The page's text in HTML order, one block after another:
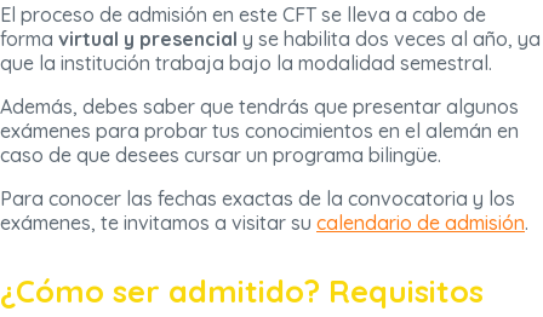
El proceso de admisión en este CFT se lleva a cabo de
forma virtual y presencial y se habilita dos veces al año, ya
que la institución trabaja bajo la modalidad semestral.
Además, debes saber que tendrás que presentar algunos
exámenes para probar tus conocimientos en el alemán en
caso de que desees cursar un programa bilingüe.
Para conocer las fechas exactas de la convocatoria y los
exámenes, te invitamos a visitar su calendario de admisión.
¿Cómo ser admitido? Requisitos